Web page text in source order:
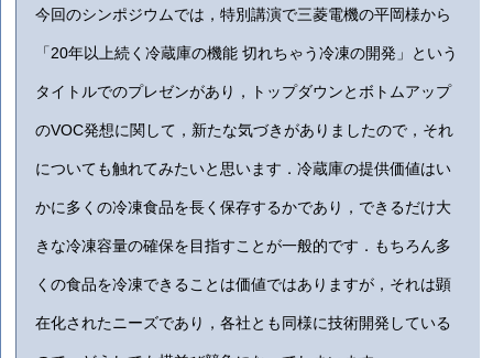
今回のシンポジウムでは，特別講演で三菱電機の平岡様から
「20年以上続く冷蔵庫の機能 切れちゃう冷凍の開発」という
タイトルでのプレゼンがあり，トップダウンとボトムアップ
のVOC発想に関して，新たな気づきがありましたので，それ
についても触れてみたいと思います．冷蔵庫の提供価値はい
かに多くの冷凍食品を長く保存するかであり，できるだけ大
きな冷凍容量の確保を目指すことが一般的です．もちろん多
くの食品を冷凍できることは価値ではありますが，それは顕
在化されたニーズであり，各社とも同様に技術開発している